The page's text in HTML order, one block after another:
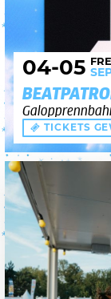
04-05
TICKETS